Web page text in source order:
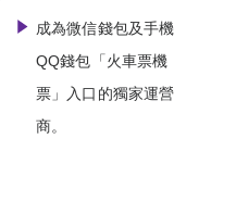
成為微信錢包及手機
QQ錢包「火車票機
票」入口的獨家運營
商。